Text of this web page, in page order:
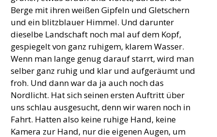
Berge mit ihren weißen Gipfeln und Gletschern
und ein blitzblauer Himmel. Und darunter
dieselbe Landschaft noch mal auf dem Kopf,
gespiegelt von ganz ruhigem, klarem Wasser.
Wenn man lange genug darauf starrt, wird man
selber ganz ruhig und klar und aufgeräumt und
froh. Und dann war da ja auch noch das
Nordlicht. Hat sich seinen ersten Auftritt über
uns schlau ausgesucht, denn wir waren noch in
Fahrt. Hatten also keine ruhige Hand, keine
Kamera zur Hand, nur die eigenen Augen, um